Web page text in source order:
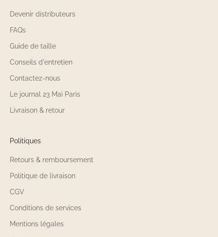
Devenir distributeurs
FAQs
Guide de taille
Conseils d'entretien
Contactez-nous
Le journal 23 Mai Paris
Livraison & retour
Politiques
Retours & remboursement
Politique de livraison
CGV
Conditions de services
Mentions légales